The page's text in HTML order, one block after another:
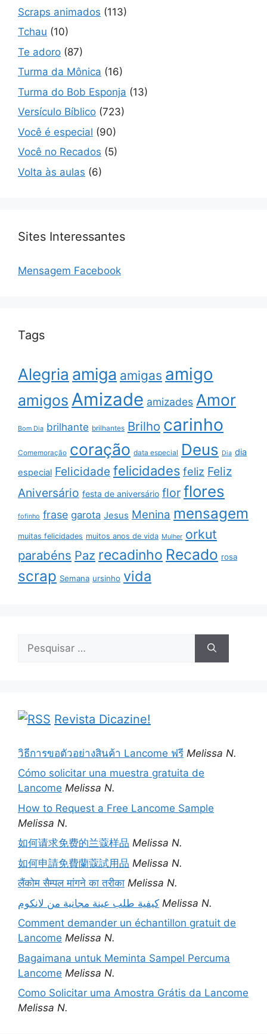
Scraps animados (113)
Tchau (10)
Te adoro (87)
Turma da Mônica (16)
Turma do Bob Esponja (13)
Versículo Bíblico (723)
Você é especial (90)
Você no Recados (5)
Volta às aulas (6)
Sites Interessantes
Mensagem Facebook
Tags
Alegria amiga amigas amigo
amigos Amizade amizades Amor
Bom Dia brilhante brilhantes Brilho carinho
Comemoração coração data especial Deus Dia dia
especial Felicidade felicidades feliz Feliz
Aniversário festa de aniversário flor flores
fofinho frase garota Jesus Menina mensagem
muitas felicidades muitos anos de vida Mulher orkut
parabéns Paz recadinho Recado rosa
scrap Semana ursinho vida
por:
Revista Dicazine!
วิธีการขอตัวอย่างสินค้า Lancome ฟรี Melissa N.
Cómo solicitar una muestra gratuita de
Lancome Melissa N.
How to Request a Free Lancome Sample
Melissa N.
如何请求免费的兰蔻样品 Melissa N.
如何申請免費蘭蔻試用品 Melissa N.
लैंकोम सैम्पल मांगने का तरीका Melissa N.
كيفية طلب عينة مجانية من لانكوم Melissa N.
Comment demander un échantillon gratuit de
Lancome Melissa N.
Bagaimana untuk Meminta Sampel Percuma
Lancome Melissa N.
Como Solicitar uma Amostra Grátis da Lancome
Melissa N.